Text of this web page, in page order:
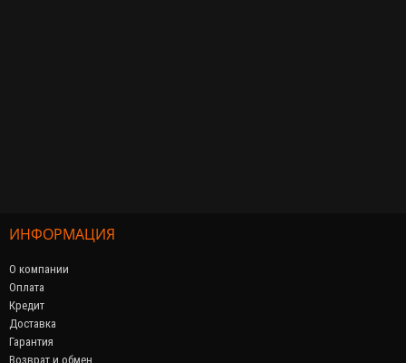
ИНФОРМАЦИЯ
О компании
Оплата
Кредит
Доставка
Гарантия
Возврат и обмен